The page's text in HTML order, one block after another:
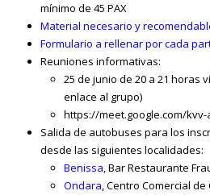
mínimo de 45 PAX
Material necesario y
Formulario a rellenar por cada
Reuniones informativas:
25 de junio de 20 a 21 horas
enlace al grupo)
https://meet.google.com/kvv-
Salida de autobuses para los
desde las siguientes localidades:
Benissa,Bar Restaurante
Ondara, Centro Comercial de